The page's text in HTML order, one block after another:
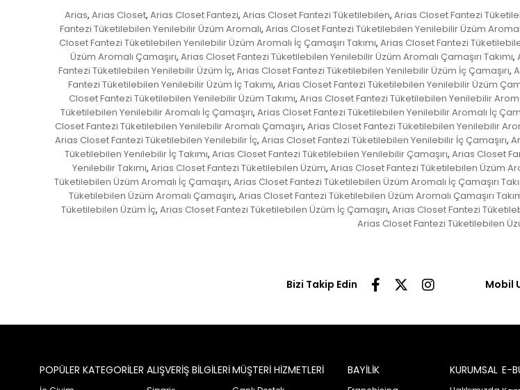
Arias, Arias Closet, Arias Closet Fantezi, Arias Closet Fantezi Tüketilebilen, Arias Closet Fantezi
Fantezi Tüketilebilen Yenilebilir Üzüm Aromalı, Arias Closet Fantezi Tüketilebilen Yenilebilir Üzüm
Closet Fantezi Tüketilebilen Yenilebilir Üzüm Aromalı İç Çamaşırı Takımı, Arias Closet Fantezi
Üzüm Aromalı Çamaşırı, Arias Closet Fantezi Tüketilebilen Yenilebilir Üzüm Aromalı Çamaşırı Takımı,
Fantezi Tüketilebilen Yenilebilir Üzüm İç, Arias Closet Fantezi Tüketilebilen Yenilebilir Üzüm İç Çamaşırı,
Fantezi Tüketilebilen Yenilebilir Üzüm İç Takımı, Arias Closet Fantezi Tüketilebilen Yenilebilir Üzüm
Closet Fantezi Tüketilebilen Yenilebilir Üzüm Takımı, Arias Closet Fantezi Tüketilebilen Yenilebilir
Tüketilebilen Yenilebilir Aromalı İç Çamaşırı, Arias Closet Fantezi Tüketilebilen Yenilebilir Aromalı İç
Closet Fantezi Tüketilebilen Yenilebilir Aromalı Çamaşırı, Arias Closet Fantezi Tüketilebilen Yenilebilir
Arias Closet Fantezi Tüketilebilen Yenilebilir İç, Arias Closet Fantezi Tüketilebilen Yenilebilir İç Çamaşırı,
Tüketilebilen Yenilebilir İç Takımı, Arias Closet Fantezi Tüketilebilen Yenilebilir Çamaşırı, Arias Closet
Yenilebilir Takımı, Arias Closet Fantezi Tüketilebilen Üzüm, Arias Closet Fantezi Tüketilebilen Üzüm
Tüketilebilen Üzüm Aromalı İç Çamaşırı, Arias Closet Fantezi Tüketilebilen Üzüm Aromalı İç Çamaşırı
Tüketilebilen Üzüm Aromalı Çamaşırı, Arias Closet Fantezi Tüketilebilen Üzüm Aromalı Çamaşırı
Tüketilebilen Üzüm İç, Arias Closet Fantezi Tüketilebilen Üzüm İç Çamaşırı, Arias Closet Fantezi
Arias Closet Fantezi Tüketilebilen
Bizi Takip Edin Mobil
POPÜLER KATEGORİLER ALIŞVERİŞ BİLGİLERİMÜŞTERİ HİZMETLERİ BAYİLİK KURUMSAL E-